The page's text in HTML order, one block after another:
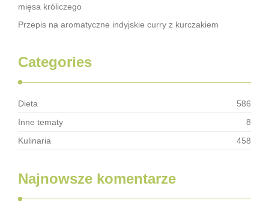
mięsa króliczego
Przepis na aromatyczne indyjskie curry z kurczakiem
Categories
Dieta
586
Inne tematy
8
Kulinaria
458
Najnowsze komentarze